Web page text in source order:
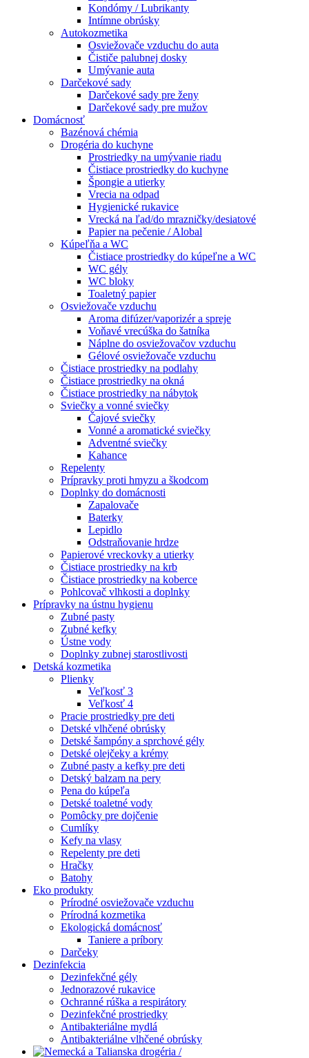
Kondómy / Lubrikanty
Intímne obrúsky
Autokozmetika
Osviežovače vzduchu do auta
Čističe palubnej dosky
Umývanie auta
Darčekové sady
Darčekové sady pre ženy
Darčekové sady pre mužov
Domácnosť
Bazénová chémia
Drogéria do kuchyne
Prostriedky na umývanie riadu
Čistiace prostriedky do kuchyne
Špongie a utierky
Vrecia na odpad
Hygienické rukavice
Vrecká na ľad/do mrazničky/desiatové
Papier na pečenie / Alobal
Kúpeľňa a WC
Čistiace prostriedky do kúpeľne a WC
WC gély
WC bloky
Toaletný papier
Osviežovače vzduchu
Aroma difúzer/vaporizér a spreje
Voňavé vrecúška do šatníka
Náplne do osviežovačov vzduchu
Gélové osviežovače vzduchu
Čistiace prostriedky na podlahy
Čistiace prostriedky na okná
Čistiace prostriedky na nábytok
Sviečky a vonné sviečky
Čajové sviečky
Vonné a aromatické sviečky
Adventné sviečky
Kahance
Repelenty
Prípravky proti hmyzu a škodcom
Doplnky do domácnosti
Zapalovače
Baterky
Lepidlo
Odstraňovanie hrdze
Papierové vreckovky a utierky
Čistiace prostriedky na krb
Čistiace prostriedky na koberce
Pohlcovač vlhkosti a doplnky
Prípravky na ústnu hygienu
Zubné pasty
Zubné kefky
Ústne vody
Doplnky zubnej starostlivosti
Detská kozmetika
Plienky
Veľkosť 3
Veľkosť 4
Pracie prostriedky pre deti
Detské vlhčené obrúsky
Detské šampóny a sprchové gély
Detské olejčeky a krémy
Zubné pasty a kefky pre deti
Detský balzam na pery
Pena do kúpeľa
Detské toaletné vody
Pomôcky pre dojčenie
Cumlíky
Kefy na vlasy
Repelenty pre deti
Hračky
Batohy
Eko produkty
Prírodné osviežovače vzduchu
Prírodná kozmetika
Ekologická domácnosť
Taniere a príbory
Darčeky
Dezinfekcia
Dezinfekčné gély
Jednorazové rukavice
Ochranné rúška a respirátory
Dezinfekčné prostriedky
Antibakteriálne mydlá
Antibakteriálne vlhčené obrúsky
/